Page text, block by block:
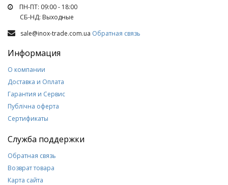
ПН-ПТ: 09:00 - 18:00
СБ-НД: Выходные
sale@inox-trade.com.ua Обратная связь
Информация
О компании
Доставка и Оплата
Гарантия и Сервис
Публічна оферта
Сертификаты
Служба поддержки
Обратная связь
Возврат товара
Карта сайта